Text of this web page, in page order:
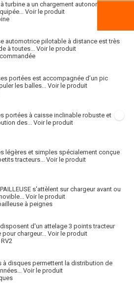
turbine a un chargement autonome des
Voir le produit
automotrice pilotable à distance est très
à toutes... Voir le produit
portées est accompagnée d’un pic
les balles... Voir le produit
portées à caisse inclinable robuste et
des... Voir le produit
légères et simples spécialement conçue
tracteurs... Voir le produit
s'attèlent sur chargeur avant ou
Voir le produit
à peignes
d'un attelage 3 points tracteur
chargeur... Voir le produit
à disques permettent la distribution de
Voir le produit